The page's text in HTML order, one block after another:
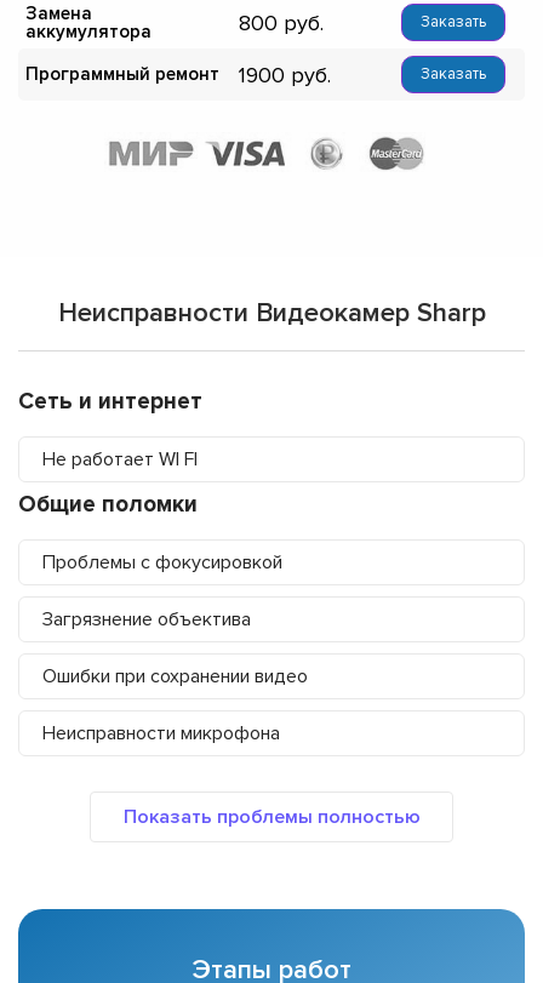
Замена
аккумулятора
800 Заказать
Программный ремонт 1900 Заказать
Неисправности Видеокамер Sharp
Сеть и интернет
Не работает WI FI
Общие поломки
Проблемы с фокусировкой
Загрязнение объектива
Ошибки при сохранении видео
Неисправности микрофона
Этапы работ